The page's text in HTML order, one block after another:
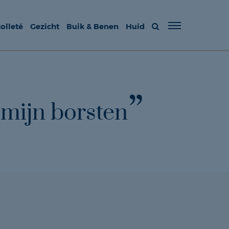
Gezicht Buik & Benen Huid
borsten